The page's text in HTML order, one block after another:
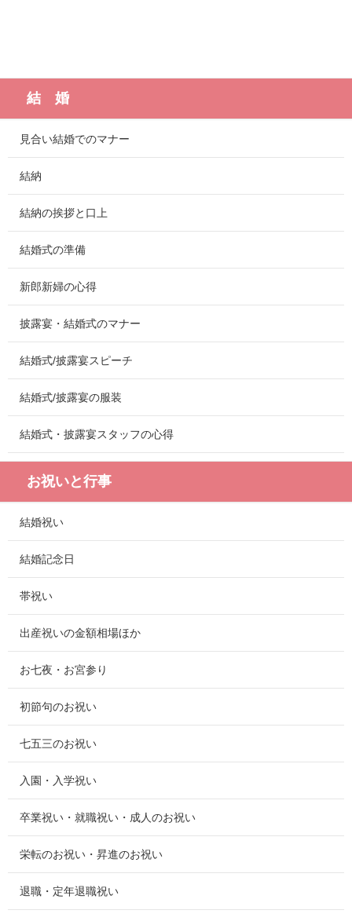
結 婚
見合い結婚でのマナー
結納
結納の挨拶と口上
結婚式の準備
新郎新婦の心得
披露宴・結婚式のマナー
結婚式/披露宴スピーチ
結婚式/披露宴の服装
結婚式・披露宴スタッフの心得
お祝いと行事
結婚祝い
結婚記念日
帯祝い
出産祝いの金額相場ほか
お七夜・お宮参り
初節句のお祝い
七五三のお祝い
入園・入学祝い
卒業祝い・就職祝い・成人のお祝い
栄転のお祝い・昇進のお祝い
退職・定年退職祝い